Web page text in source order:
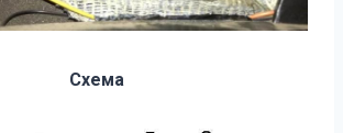
Схема